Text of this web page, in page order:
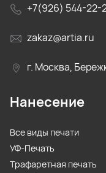
+7(926) 544-22-
zakaz@artia.ru
г. Москва,
Нанесение
Все виды печати
УФ-Печать
Трафаретная печать